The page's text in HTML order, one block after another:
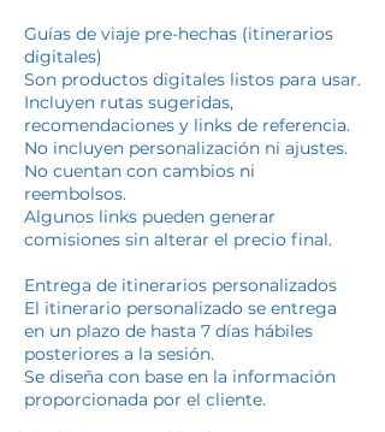
Guías de viaje pre-hechas (itinerarios
digitales)
Son productos digitales listos para usar.
Incluyen rutas sugeridas,
recomendaciones y links de referencia.
No incluyen personalización ni ajustes.
No cuentan con cambios ni
reembolsos.
Algunos links pueden generar
comisiones sin alterar el precio final.
Entrega de itinerarios personalizados
El itinerario personalizado se entrega
en un plazo de hasta 7 días hábiles
posteriores a la sesión.
Se diseña con base en la información
proporcionada por el cliente.